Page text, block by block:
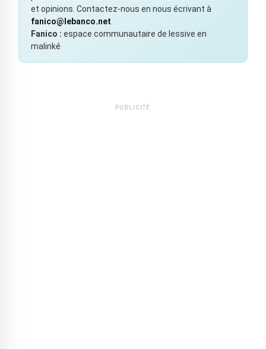
et opinions. Contactez-nous en nous écrivant à
fanico@lebanco.net
Fanico : espace communautaire de lessive en
malinké
PUBLICITÉ